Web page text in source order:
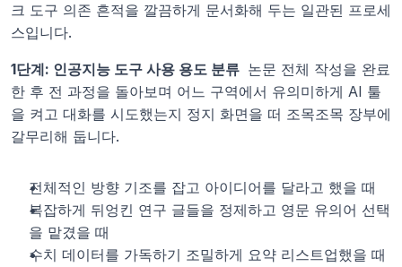
크 도구 의존 흔적을 깔끔하게 문서화해 두는 일관된 프로세
스입니다.
1단계: 인공지능 도구 사용 용도 분류 논문 전체 작성을 완료
한 후 전 과정을 돌아보며 어느 구역에서 유의미하게 AI 툴
을 켜고 대화를 시도했는지 정지 화면을 떠 조목조목 장부에
갈무리해 둡니다.
전체적인 방향 기조를 잡고 아이디어를 달라고 했을 때
복잡하게 뒤엉킨 연구 글들을 정제하고 영문 유의어 선택
을 맡겼을 때
수치 데이터를 가독하기 조밀하게 요약 리스트업했을 때